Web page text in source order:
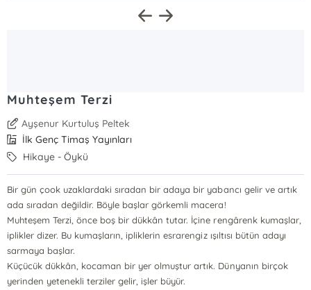
Muhteşem Terzi
Ayşenur Kurtuluş Peltek
İlk Genç Timaş Yayınları
Hikaye - Öykü
Bir gün çook uzaklardaki sıradan bir adaya bir yabancı gelir ve artık
ada sıradan değildir. Böyle başlar görkemli macera!
Muhteşem Terzi, önce boş bir dükkân tutar. İçine rengârenk kumaşlar,
iplikler dizer. Bu kumaşların, ipliklerin esrarengiz ışıltısı bütün adayı
sarmaya başlar.
Küçücük dükkân, kocaman bir yer olmuştur artık. Dünyanın birçok
yerinden yetenekli terziler gelir, işler büyür.